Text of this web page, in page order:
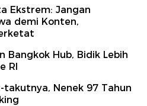
Ekstrem: Jangan
demi Konten,
Bangkok Hub, Bidik Lebih
RI
Nenek 97 Tahun